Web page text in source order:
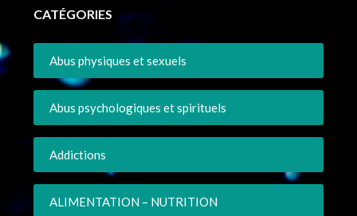
CATÉGORIES
Abus physiques et sexuels
Abus psychologiques et spirituels
Addictions
ALIMENTATION – NUTRITION